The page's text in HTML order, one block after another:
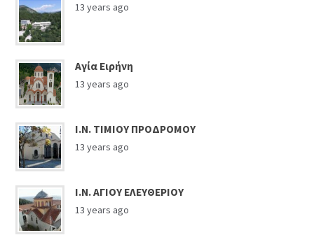
13 years ago
Αγία Ειρήνη
13 years ago
Ι.Ν. ΤΙΜΙΟΥ ΠΡΟΔΡΟΜΟΥ
13 years ago
Ι.Ν. ΑΓΙΟΥ ΕΛΕΥΘΕΡΙΟΥ
13 years ago